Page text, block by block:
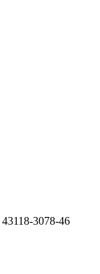
3078-46